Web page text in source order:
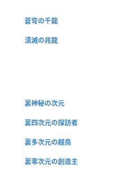
蒼穹の千龍
潰滅の兆龍
裏神秘の次元
裏四次元の探訪者
裏多次元の越鳥
裏零次元の創造主